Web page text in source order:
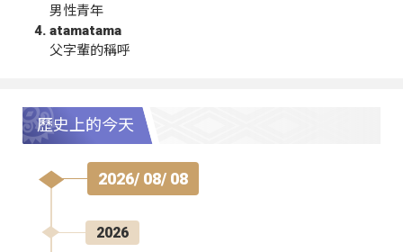
男性青年
atamatama
父字輩的稱呼
歷史上的今天
2026/ 08/ 08
2026